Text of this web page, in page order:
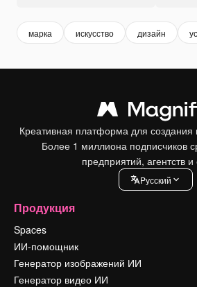
марка искусство дизайн
Креативная платформа для
Более 1 миллиона подписчиков
предприятий, агентств и
Pусский
Продукция
Spaces
ИИ-помощник
Генератор изображений ИИ
Генератор видео ИИ